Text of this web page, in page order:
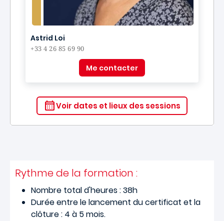
Astrid Loi
+33 4 26 85 69 90
Me contacter
Voir dates et lieux des sessions
Rythme de la formation :
Nombre total d'heures : 38h
Durée entre le lancement du certificat et la
clôture : 4 à 5 mois.